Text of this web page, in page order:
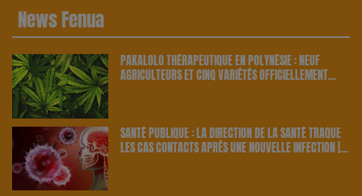
News Fenua
PAKALOLO THÉRAPEUTIQUE EN POLYNÉSIE : NEUF
AGRICULTEURS ET CINQ VARIÉTÉS OFFICIELLEMENT
SANTÉ PUBLIQUE : LA DIRECTION DE LA SANTÉ TRAQUE
LES CAS CONTACTS APRÈS UNE NOUVELLE INFECTION |